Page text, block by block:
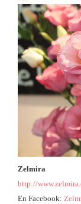
Zelmira
http://
En Facebook: